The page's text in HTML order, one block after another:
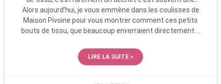
future création qui attend son heure de gloire.
Alors aujourd’hui, je vous emmène dans les coulisses de
Maison Pivoine pour vous montrer comment ces petits
bouts de tissu, que beaucoup enverraient directement à
jolis et bien ficelés (c’est le cas de le dire 🧵)
LIRE LA SUITE »